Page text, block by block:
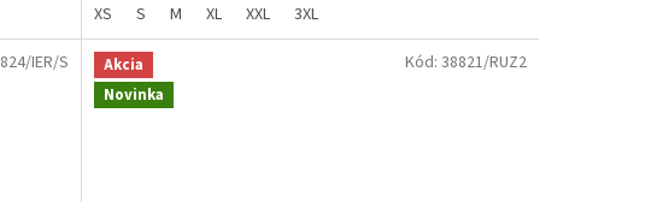
XS S M XL XXL 3XL
IER/S
Akcia
Novinka
Kód: 38821/RUZ2